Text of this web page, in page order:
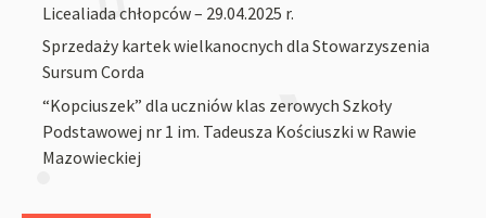
Licealiada chłopców – 29.04.2025 r.
Sprzedaży kartek wielkanocnych dla Stowarzyszenia
Sursum Corda
“Kopciuszek” dla uczniów klas zerowych Szkoły
Podstawowej nr 1 im. Tadeusza Kościuszki w Rawie
Mazowieckiej